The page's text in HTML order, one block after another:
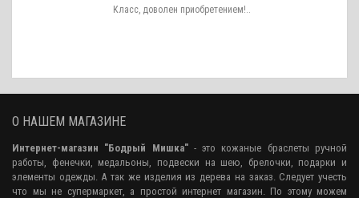
Класс, доволен приобретением!..
О НАШЕМ МАГАЗИНЕ
Интернет-магазин "Бодрый Мишка"- это кожаные браслеты ручной
работы, фенечки, медальоны, подвески на шею, брелочки, подарки и
элементы одежды. А так же изделия из дерева на заказ. Следует учесть
что мы не супермаркет, а простой интернет магазин. По этому можем